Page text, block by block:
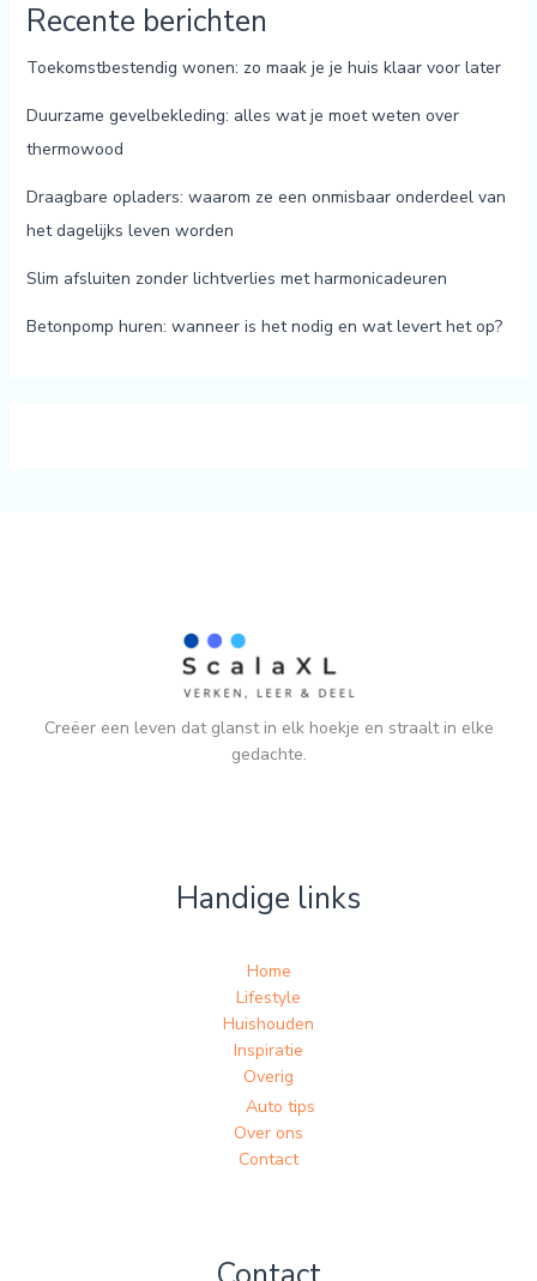
Recente berichten
Toekomstbestendig wonen: zo maak je je huis klaar voor later
Duurzame gevelbekleding: alles wat je moet weten over
thermowood
Draagbare opladers: waarom ze een onmisbaar onderdeel van
het dagelijks leven worden
Slim afsluiten zonder lichtverlies met harmonicadeuren
Betonpomp huren: wanneer is het nodig en wat levert het op?
Creëer een leven dat glanst in elk hoekje en straalt in elke
gedachte.
Handige links
Home
Lifestyle
Huishouden
Inspiratie
Overig
Auto tips
Over ons
Contact